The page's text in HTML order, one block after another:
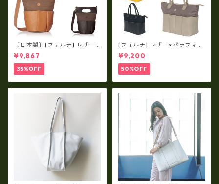
〔日本製〕[フォルナ] レザー×
パラフィン筒型2way シュリン
クレザー×79Aパラフィン fo
-259630
¥9,867
35%OFF
[フォルナ] レザー×パラフィン
筒型2way シュリンクレザー×
79Aパラフィン トートL fo-2
59632
¥9,200
50%OFF